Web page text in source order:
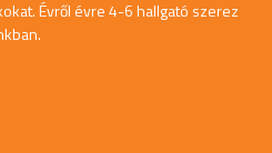
Évről évre 4-6 hallgató szerez